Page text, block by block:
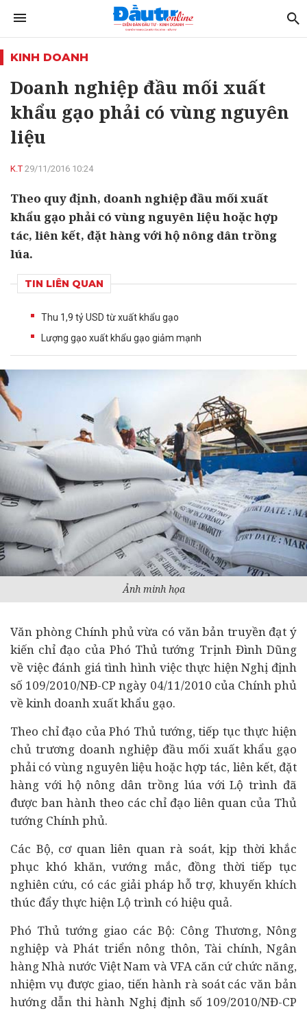
KINH DOANH
Doanh nghiệp đầu mối xuất
khẩu gạo phải có vùng nguyên
liệu
K.T 29/11/2016 10:24
Theo quy định, doanh nghiệp đầu mối xuất
khẩu gạo phải có vùng nguyên liệu hoặc hợp
tác, liên kết, đặt hàng với hộ nông dân trồng
lúa.
TIN LIÊN QUAN
Thu 1,9 tỷ USD từ xuất khẩu gạo
Lượng gạo xuất khẩu gạo giảm mạnh
Ảnh minh họa
Văn phòng Chính phủ vừa có văn bản truyền đạt ý
kiến chỉ đạo của Phó Thủ tướng Trịnh Đình Dũng
về việc đánh giá tình hình việc thực hiện Nghị định
số 109/2010/NĐ-CP ngày 04/11/2010 của Chính phủ
về kinh doanh xuất khẩu gạo.
Theo chỉ đạo của Phó Thủ tướng, tiếp tục thực hiện
chủ trương doanh nghiệp đầu mối xuất khẩu gạo
phải có vùng nguyên liệu hoặc hợp tác, liên kết, đặt
hàng với hộ nông dân trồng lúa với Lộ trình đã
được ban hành theo các chỉ đạo liên quan của Thủ
tướng Chính phủ.
Các Bộ, cơ quan liên quan rà soát, kịp thời khắc
phục khó khăn, vướng mắc, đồng thời tiếp tục
nghiên cứu, có các giải pháp hỗ trợ, khuyến khích
thúc đẩy thực hiện Lộ trình có hiệu quả.
Phó Thủ tướng giao các Bộ: Công Thương, Nông
nghiệp và Phát triển nông thôn, Tài chính, Ngân
hàngNhà nước Việt Nam và VFA căn cứ chức năng,
nhiệm vụ được giao, tiến hành rà soát các văn bản
hướng dẫn thi hành Nghị định số 109/2010/NĐ-CP